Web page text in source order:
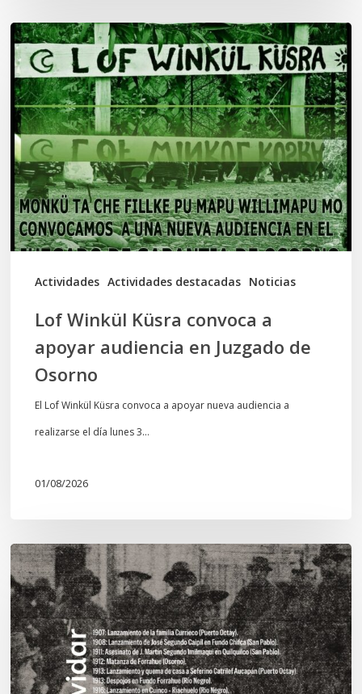
Actividades Actividades destacadas Noticias
Lof
Winkül
Küsra
convoca
a
apoyar
audiencia
en
Juzgado
Lof Winkül Küsra convoca a
apoyar audiencia en Juzgado de
Osorno
El Lof Winkül Küsra convoca a apoyar nueva audiencia a
realizarse el día lunes 3…
01/08/2026
Chawrakawin:
Palimpsesto
explora
a
través
del